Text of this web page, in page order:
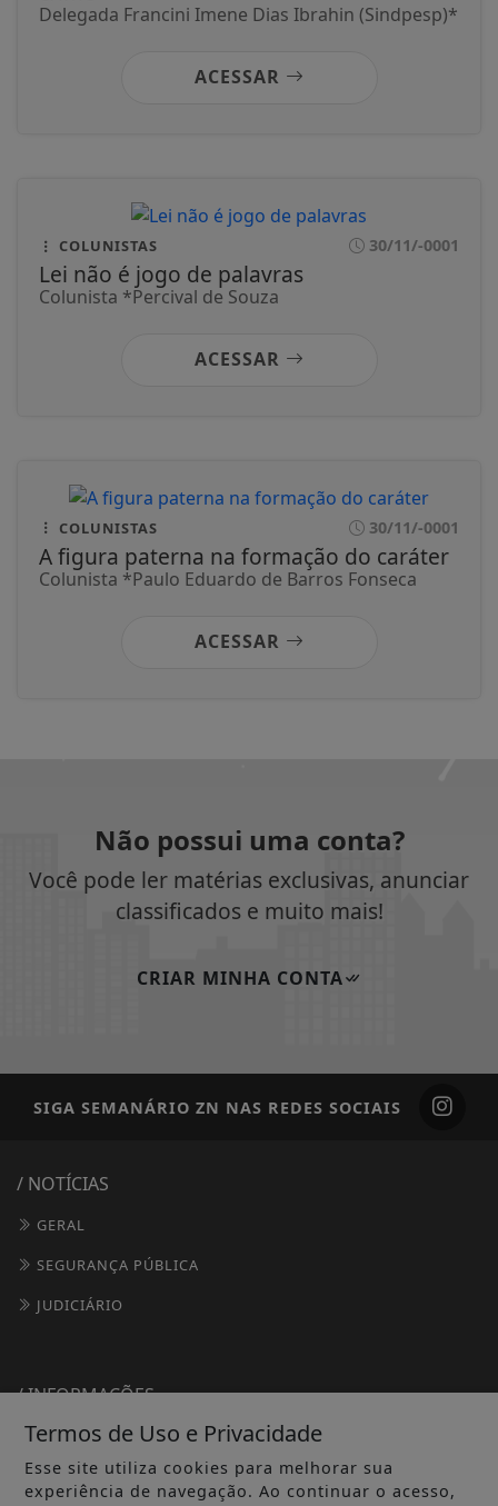
Delegada Francini Imene Dias Ibrahin (Sindpesp)*
ACESSAR
COLUNISTAS 30/11/-0001
Lei não é jogo de palavras
Colunista *Percival de Souza
ACESSAR
COLUNISTAS 30/11/-0001
A figura paterna na formação do caráter
Colunista *Paulo Eduardo de Barros Fonseca
ACESSAR
Não possui uma conta?
Você pode ler matérias exclusivas, anunciar
classificados e muito mais!
CRIAR MINHA CONTA
SIGA SEMANÁRIO ZN NAS REDES SOCIAIS
/ NOTÍCIAS
GERAL
SEGURANÇA PÚBLICA
JUDICIÁRIO
/ INFORMAÇÕES
INÍCIO
SOBRE
Termos de Uso e Privacidade
Esse site utiliza cookies para melhorar sua
experiência de navegação. Ao continuar o acesso,